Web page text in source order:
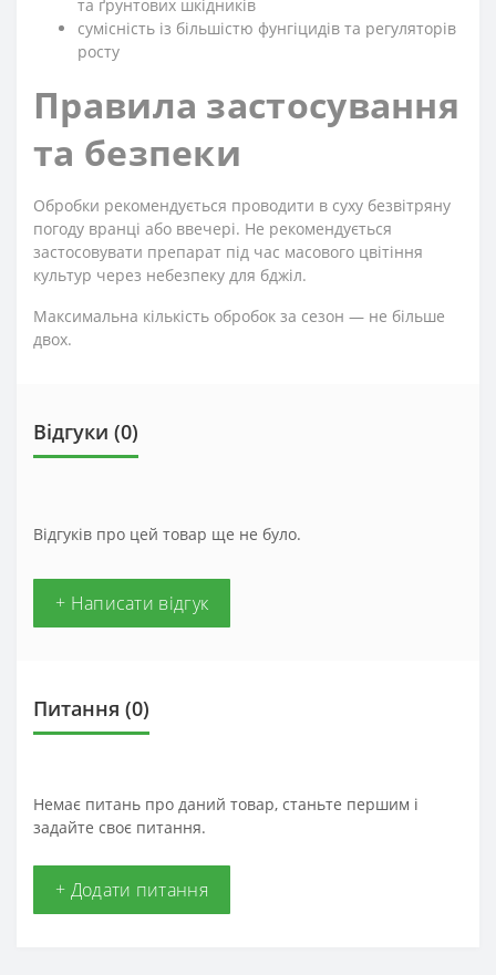
та ґрунтових шкідників
сумісність із більшістю фунгіцидів та регуляторів
росту
Правила застосування
та безпеки
Обробки рекомендується проводити в суху безвітряну
погоду вранці або ввечері. Не рекомендується
застосовувати препарат під час масового цвітіння
культур через небезпеку для бджіл.
Максимальна кількість обробок за сезон — не більше
двох.
Відгуки (0)
Відгуків про цей товар ще не було.
+ Написати відгук
Питання (0)
Немає питань про даний товар, станьте першим і
задайте своє питання.
+ Додати питання